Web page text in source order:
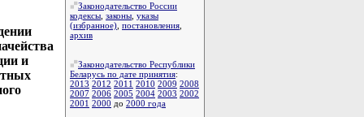
и
Законодательство России
кодексы законы указы
(избранное) постановления
архив
Законодательство Республики
Беларусь по дате принятия:
2013 2012 2011 2010 2009 2008
2007 2006 2005 2004 2003 2002
2001 2000 до 2000 года